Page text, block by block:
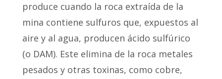
produce cuando la roca extraída de la
mina contiene sulfuros que, expuestos al
aire y al agua, producen ácido sulfúrico
(o DAM). Este elimina de la roca metales
pesados y otras toxinas, como cobre,